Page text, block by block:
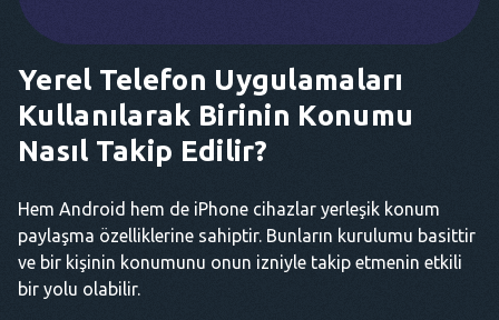
Yerel Telefon Uygulamaları
Kullanılarak Birinin Konumu
Nasıl Takip Edilir?
Hem Android hem de iPhone cihazlar yerleşik konum
paylaşma özelliklerine sahiptir. Bunların kurulumu basittir
ve bir kişinin konumunu onun izniyle takip etmenin etkili
bir yolu olabilir.